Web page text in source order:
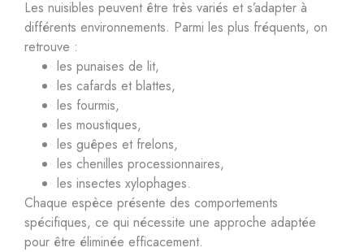
Les nuisibles peuvent être très variés et s’adapter à
différents environnements. Parmi les plus fréquents, on
retrouve :
les punaises de lit,
les cafards et blattes,
les fourmis,
les moustiques,
les guêpes et frelons,
les chenilles processionnaires,
les insectes xylophages.
Chaque espèce présente des comportements
spécifiques, ce qui nécessite une approche adaptée
pour être éliminée efficacement.